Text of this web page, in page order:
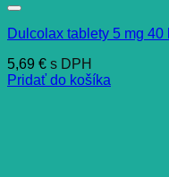
Dulcolax tablety 5 mg 40
5,69 € s DPH
Pridať do košíka